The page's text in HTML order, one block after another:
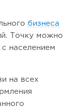
бизнеса
Точку можно
населением
на всех